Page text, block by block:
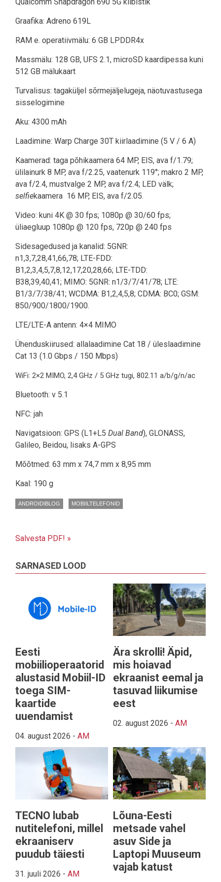
Graafika: Adreno 619L
RAM e. operatiivmälu: 6 GB LPDDR4x
Massmälu: 128 GB, UFS 2.1, microSD kaardipessa kuni
512 GB mälukaart
Turvalisus: tagaküljel sõrmejäljelugeja, näotuvastusega
sisselogimine
Aku: 4300 mAh
Laadimine: Warp Charge 30T kiirlaadimine (5 V / 6 A)
Kaamerad: taga põhikaamera 64 MP, EIS, ava f/1.79;
ülilainurk 8 MP, ava f/2.25, vaatenurk 119°; makro 2 MP,
ava f/2.4, mustvalge 2 MP, ava f/2.4; LED välk;
selfiekaamera 16 MP, EIS, ava f/2.05.
Video: kuni 4K @ 30 fps; 1080p @ 30/60 fps;
üliaegluup 1080p @ 120 fps, 720p @ 240 fps
Sidesagedused ja kanalid: 5GNR:
n1,3,7,28,41,66,78; LTE-FDD:
B1,2,3,4,5,7,8,12,17,20,28,66; LTE-TDD:
B38,39,40,41; MIMO: 5GNR: n1/3/7/41/78; LTE:
B1/3/7/38/41; WCDMA: B1,2,4,5,8; CDMA: BC0; GSM:
850/900/1800/1900.
LTE/LTE-A antenn: 4×4 MIMO
Ühenduskiirused: allalaadimine Cat 18 / üleslaadimine
Cat 13 (1.0 Gbps / 150 Mbps)
WiFi: 2×2 MIMO, 2,4 GHz / 5 GHz tugi, 802.11 a/b/g/n/ac
Bluetooth: v 5.1
NFC: jah
Navigatsioon: GPS (L1+L5 Dual Band), GLONASS,
Galileo, Beidou, lisaks A-GPS
Mõõtmed: 63 mm x 74,7 mm x 8,95 mm
Kaal: 190 g
ANDROIDIBLOG MOBIILTELEFONID
Salvesta PDF! »
SARNASED LOOD
Eesti
mobiilioperaatorid
alustasid Mobiil-ID
toega SIM-
kaartide
uuendamist
04. august 2026 - AM
Ära skrolli! Äpid,
mis hoiavad
ekraanist eemal ja
tasuvad liikumise
eest
02. august 2026 - AM
TECNO lubab
nutitelefoni, millel
ekraaniserv
puudub täiesti
31. juuli 2026 - AM
Lõuna-Eesti
metsade vahel
asuv Side ja
Laptopi Muuseum
vajab katust